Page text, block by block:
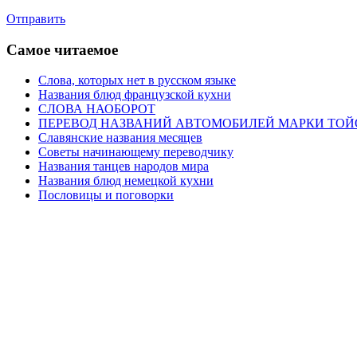
Отправить
Самое читаемое
Слова, которых нет в русском языке
Названия блюд французской кухни
СЛОВА НАОБОРОТ
ПЕРЕВОД НАЗВАНИЙ АВТОМОБИЛЕЙ МАРКИ
Славянские названия месяцев
Советы начинающему переводчику
Названия танцев народов мира
Названия блюд немецкой кухни
Пословицы и поговорки